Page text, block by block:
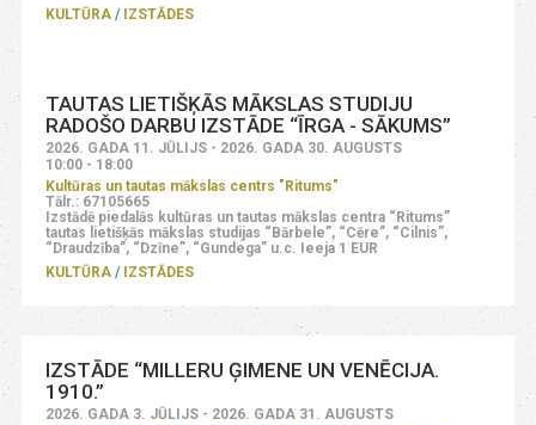
KULTŪRA
IZSTĀDES
TAUTAS LIETIŠĶĀS MĀKSLAS STUDIJU
RADOŠO DARBU IZSTĀDE “ĪRGA - SĀKUMS”
2026. GADA 11. JŪLIJS - 2026. GADA 30. AUGUSTS
10:00 - 18:00
Kultūras un tautas mākslas centrs "Ritums"
Tālr.: 67105665
Izstādē piedalās kultūras un tautas mākslas centra “Ritums”
tautas lietišķās mākslas studijas “Bārbele”, “Cēre”, “Cilnis”,
“Draudzība”, “Dzīne”, “Gundega” u.c. Ieeja 1 EUR
KULTŪRA
IZSTĀDES
IZSTĀDE “MILLERU ĢIMENE UN VENĒCIJA.
1910.”
2026. GADA 3. JŪLIJS - 2026. GADA 31. AUGUSTS